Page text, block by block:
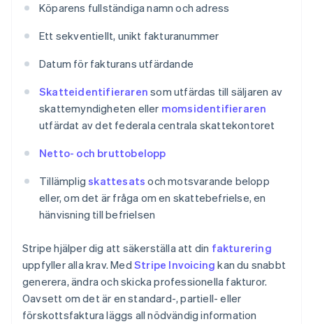
Köparens fullständiga namn och adress
Ett sekventiellt, unikt fakturanummer
Datum för fakturans utfärdande
Skatteidentifieraren som utfärdas till säljaren av
skattemyndigheten eller momsidentifieraren
utfärdat av det federala centrala skattekontoret
Netto- och bruttobelopp
Tillämpligskattesats och motsvarande belopp
eller, om det är fråga om en skattebefrielse, en
hänvisning till befrielsen
Stripe hjälper dig att säkerställa att din fakturering
uppfyller alla krav. Med Stripe Invoicing kan du snabbt
generera, ändra och skicka professionella fakturor.
Oavsett om det är en standard-, partiell- eller
förskottsfaktura läggs all nödvändig information